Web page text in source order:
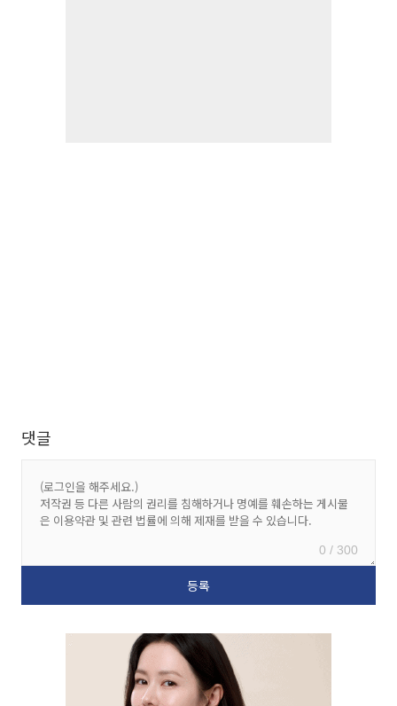
댓글
0 / 300